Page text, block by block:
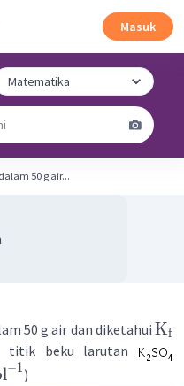
Masuk
50 g air...
50 g air dan diketahuiKf
titik beku larutan
−1)